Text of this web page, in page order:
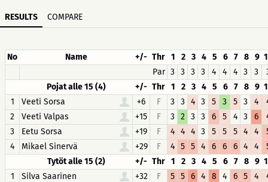
RESULTS COMPARE
No Name +/- Thr 1 2 3 4 5 6 7 8 9
Par 3 3 3 3 4 4 4 3 3
Pojat alle 15 (4)
+/- Thr 1 2 3 4 5 6 7 8 9
1
Veeti Sorsa +6 F 3 3 4 3 5 3 5 3 4
2
Veeti Valpas +15 F 3 2 3 3 6 5 4 3 6
3
Eetu Sorsa +19 F 4 4 4 3 5 5 5 4 4
4
Mikael Sinervä +29 F 4 5 5 4 6 6 6 4 4
Tytöt alle 15 (2)
+/- Thr 1 2 3 4 5 6 7 8 9
1
Silva Saarinen +32 F 5 5 6 4 8 4 6 5 4